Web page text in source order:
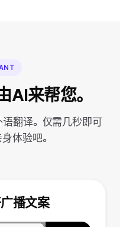
AI来帮您。
翻译。仅需几秒即可
体验吧。
播文案